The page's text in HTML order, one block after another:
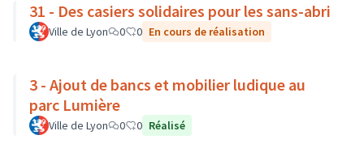
31 - Des casiers solidaires pour les sans-abri
Ville de Lyon 0 0 En cours de réalisation
3 - Ajout de bancs et mobilier ludique au
parc Lumière
Ville de Lyon 0 0 Réalisé